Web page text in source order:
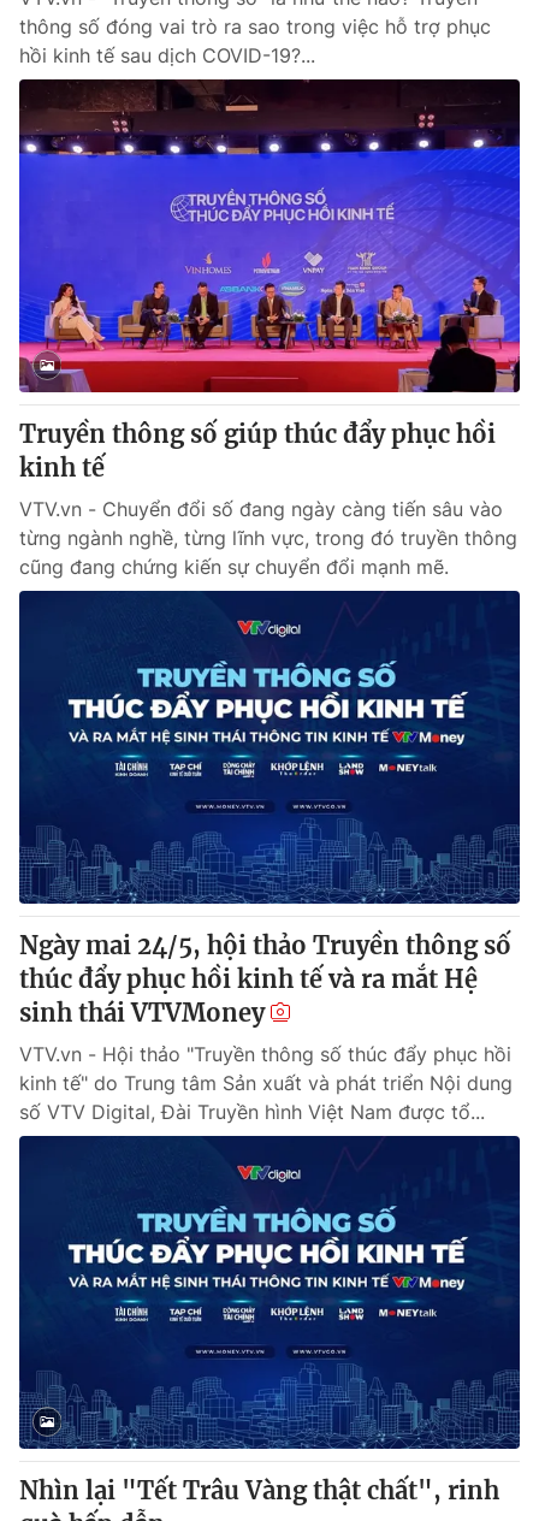
thông số đóng vai trò ra sao trong việc hỗ trợ phục
hồi kinh tế sau dịch COVID-19?...
Truyền thông số giúp thúc đẩy phục hồi
kinh tế
VTV.vn - Chuyển đổi số đang ngày càng tiến sâu vào
từng ngành nghề, từng lĩnh vực, trong đó truyền thông
cũng đang chứng kiến sự chuyển đổi mạnh mẽ.
Ngày mai 24/5, hội thảo Truyền thông số
thúc đẩy phục hồi kinh tế và ra mắt Hệ
sinh thái VTVMoney
VTV.vn - Hội thảo "Truyền thông số thúc đẩy phục hồi
kinh tế" do Trung tâm Sản xuất và phát triển Nội dung
số VTV Digital, Đài Truyền hình Việt Nam được tổ...
Nhìn lại "Tết Trâu Vàng thật chất", rinh